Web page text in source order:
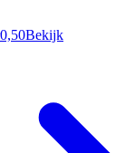
0,50Bekijk